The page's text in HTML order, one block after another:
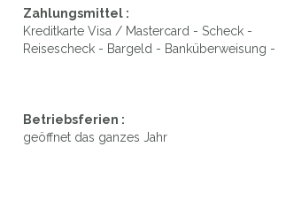
Zahlungsmittel :
Kreditkarte Visa / Mastercard - Scheck -
Reisescheck - Bargeld - Banküberweisung -
Betriebsferien :
geöffnet das ganzes Jahr